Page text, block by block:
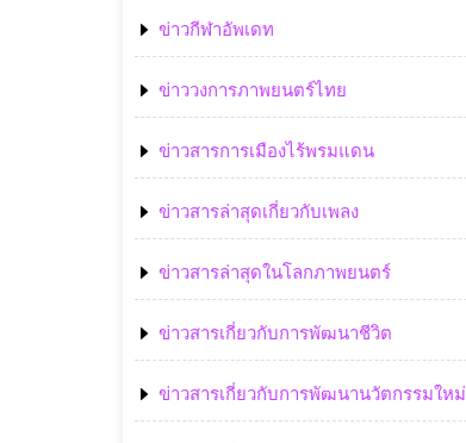
ข่าวกีฬาอัพเดท
ข่าววงการภาพยนตร์ไทย
ข่าวสารการเมืองไร้พรมแดน
ข่าวสารล่าสุดเกี่ยวกับเพลง
ข่าวสารล่าสุดในโลกภาพยนตร์
ข่าวสารเกี่ยวกับการพัฒนาชีวิต
ข่าวสารเกี่ยวกับการพัฒนานวัตกรรมใหม่